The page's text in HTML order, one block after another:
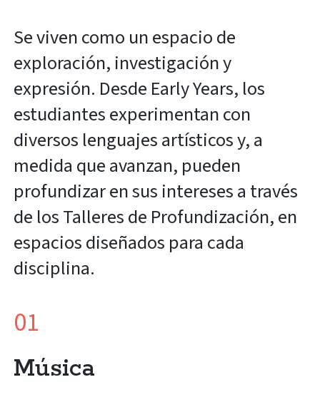
Se viven como un espacio de
exploración, investigación y
expresión. Desde Early Years, los
estudiantes experimentan con
diversos lenguajes artísticos y, a
medida que avanzan, pueden
profundizar en sus intereses a través
de los Talleres de Profundización, en
espacios diseñados para cada
disciplina.
01
Música